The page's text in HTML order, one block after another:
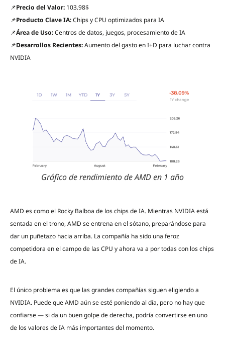
📌Precio del Valor: 103.98$
📌Producto Clave IA:Chips y CPU optimizados para IA
📌Área de Uso:Centros de datos, juegos, procesamiento de IA
📌Desarrollos Recientes:Aumento del gasto en I+D para luchar contra
NVIDIA
Gráfico de rendimiento de AMD en 1 año
AMD es como el Rocky Balboa de los chips de IA. Mientras NVIDIA está
sentada en el trono, AMD se entrena en el sótano, preparándose para
dar un puñetazo hacia arriba. La compañía ha sido una feroz
competidora en el campo de las CPU y ahora va a por todas con los chips
de IA.
El único problema es que las grandes compañías siguen eligiendo a
NVIDIA. Puede que AMD aún se esté poniendo al día, pero no hay que
confiarse — si da un buen golpe de derecha, podría convertirse en uno
de los valores de IA más importantes del momento.